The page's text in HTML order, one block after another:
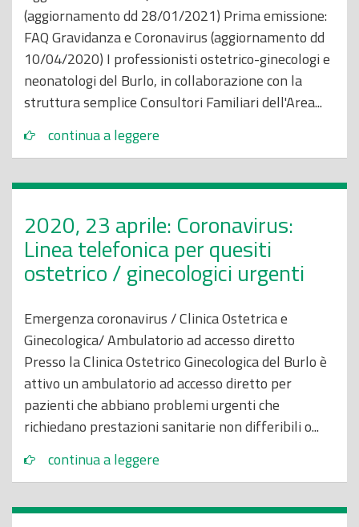
(aggiornamento dd 28/01/2021) Prima emissione:
FAQ Gravidanza e Coronavirus (aggiornamento dd
10/04/2020) I professionisti ostetrico-ginecologi e
neonatologi del Burlo, in collaborazione con la
struttura semplice Consultori Familiari dell'Area...
continua a leggere
2020, 23 aprile: Coronavirus:
Linea telefonica per quesiti
ostetrico / ginecologici urgenti
Emergenza coronavirus / Clinica Ostetrica e
Ginecologica/ Ambulatorio ad accesso diretto
Presso la Clinica Ostetrico Ginecologica del Burlo è
attivo un ambulatorio ad accesso diretto per
pazienti che abbiano problemi urgenti che
richiedano prestazioni sanitarie non differibili o...
continua a leggere